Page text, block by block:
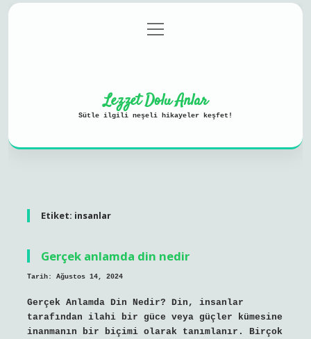
Gizlilik Politikası
menüyü
aç
Lezzet Dolu Anlar
Sütle ilgili neşeli hikayeler keşfet!
Etiket: insanlar
Gerçek anlamda din nedir
Tarih: Ağustos 14, 2024
Gerçek Anlamda Din Nedir? Din, insanlar
tarafından ilahi bir güce veya güçler kümesine
inanmanın bir biçimi olarak tanımlanır. Birçok